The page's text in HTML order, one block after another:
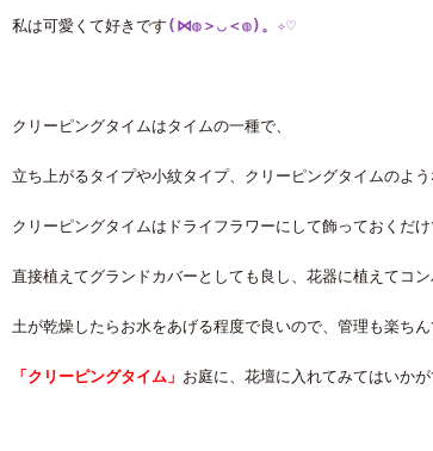
私は可愛くて好きです (⋈◍＞◡＜◍)。✧♡
クリーピングタイムはタイムの一種で、
立ち上がるタイプや小紋タイプ、クリーピングタイムのよ
クリーピングタイムはドライフラワーにして飾っておくだ
直接植えてグランドカバーとしても良し、花器に植えてコ
土が乾燥したらお水をあげる程度で良いので、管理も楽ちん
「クリーピングタイム」 お庭に、花壇に入れてみてはいか